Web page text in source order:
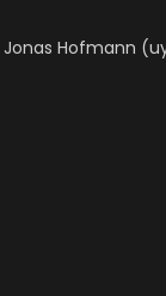
Jonas Hofmann